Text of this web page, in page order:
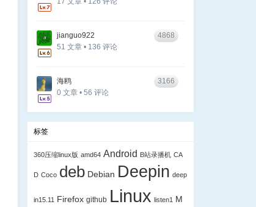
jianguo922
51 文章 • 136 评论
4868
海鸥
0 文章 • 56 评论
3166
标签
360压缩linux版 amd64 Android B站录播机 CA
D Coco deb Debian Deepin deep
in15.11 Firefox github Linux listen1
M